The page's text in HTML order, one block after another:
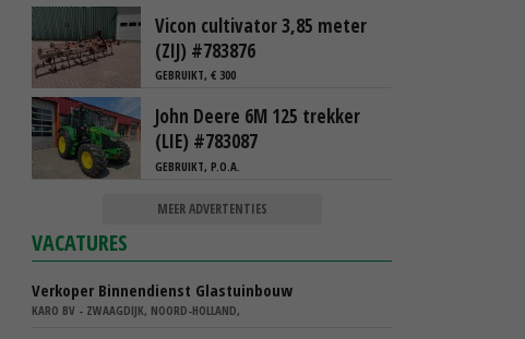
Vicon cultivator 3,85 meter
(ZIJ) #783876
GEBRUIKT, € 300
John Deere 6M 125 trekker
(LIE) #783087
GEBRUIKT, P.O.A.
MEER ADVERTENTIES
VACATURES
Verkoper Binnendienst Glastuinbouw
KARO BV - ZWAAGDIJK, NOORD-HOLLAND,